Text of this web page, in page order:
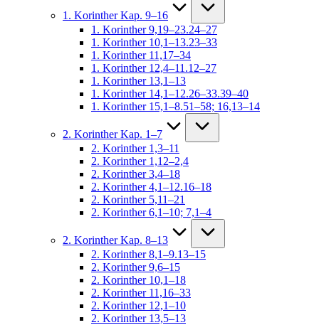
1. Korinther Kap. 9–16
1. Korinther 9,19–23.24–27
1. Korinther 10,1–13.23–33
1. Korinther 11,17–34
1. Korinther 12,4–11.12–27
1. Korinther 13,1–13
1. Korinther 14,1–12.26–33.39–40
1. Korinther 15,1–8.51–58; 16,13–14
2. Korinther Kap. 1–7
2. Korinther 1,3–11
2. Korinther 1,12–2,4
2. Korinther 3,4–18
2. Korinther 4,1–12.16–18
2. Korinther 5,11–21
2. Korinther 6,1–10; 7,1–4
2. Korinther Kap. 8–13
2. Korinther 8,1–9.13–15
2. Korinther 9,6–15
2. Korinther 10,1–18
2. Korinther 11,16–33
2. Korinther 12,1–10
2. Korinther 13,5–13